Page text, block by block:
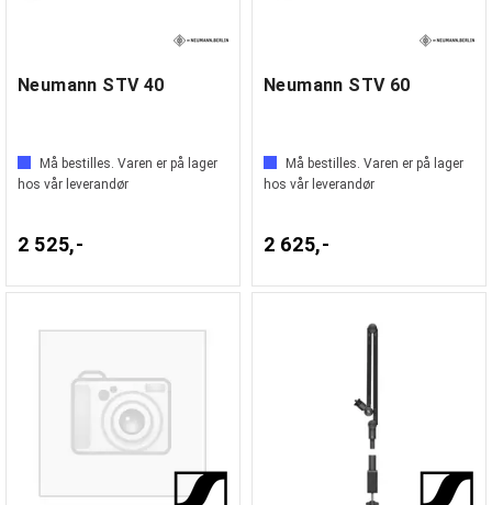
Neumann STV 40
Må bestilles. Varen er på lager
hos vår leverandør
2 525,-
Neumann STV 60
Må bestilles. Varen er på lager
hos vår leverandør
2 625,-